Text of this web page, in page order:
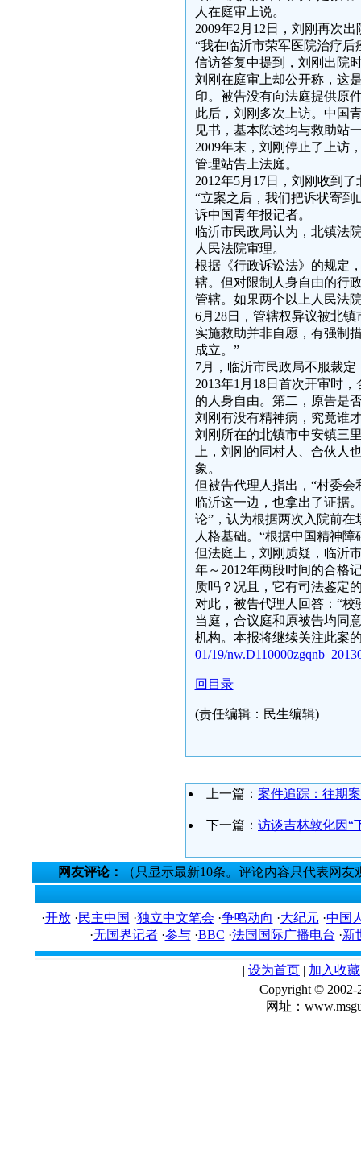
人在庭审上说。
2009年2月12日，刘刚再次
“我在临沂市荣军医院治疗
信访答复中提到，刘刚出院
刘刚在庭审上却公开称，这
印。被告没有向法庭提供原
此后，刘刚多次上访。中国
见书，基本陈述均与救助站
2009年末，刘刚停止了上访
管理站告上法庭。
2012年5月17日，刘刚收到
“立案之后，我们把诉状寄
诉中国青年报记者。
临沂市民政局认为，北镇法
人民法院审理。
根据《行政诉讼法》的规定
辖。但对限制人身自由的行
管辖。如果两个以上人民法
6月28日，管辖权异议被北
实施救助并非自愿，有强制
成立。”
7月，临沂市民政局不服裁
2013年1月18日首次开审时
的人身自由。第二，原告是
刘刚有没有精神病，究竟谁
刘刚所在的北镇市中安镇三
上，刘刚的同村人、合伙人
象。
但被告代理人指出，“村委
临沂这一边，也拿出了证据
论”，认为根据两次入院前
人格基础。“根据中国精神障
但法庭上，刘刚质疑，临沂
年～2012年两段时间的合格
质吗？况且，它有司法鉴定
对此，被告代理人回答：“
当庭，合议庭和原被告均同
机构。本报将继续关注此案
01/19/
回目录
(责任编辑：民生编辑)
上一篇： 案件追踪：往期
下一篇： 访谈吉林敦化因“
网友评论： （只显示最新10条。评论内容只代表网
·开放·民主中国 ·独立中文笔会 ·争鸣动向 ·大纪元 ·中国
·无国界记者·参与·BBC ·法国国际广播电台 ·新
| 设为首页 | 加入收藏
Copyright ©
网址：